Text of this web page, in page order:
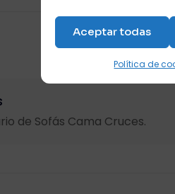
Aceptar todas
Política de
de Sofás Cama Cruces.